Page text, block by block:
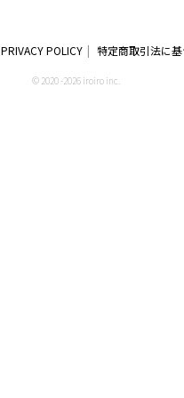
PRIVACY POLICY 特定商取引法に
© 2020 -2026 iroiro inc.